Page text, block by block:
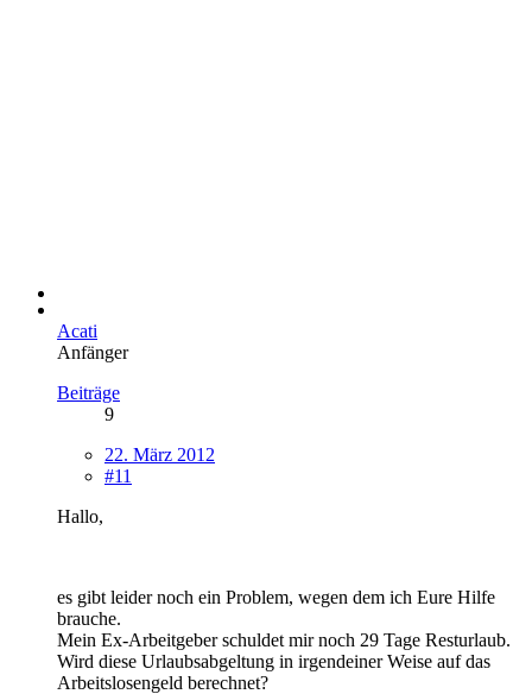
Acati
Anfänger
Beiträge
9
22. März 2012
#11
Hallo,
es gibt leider noch ein Problem, wegen dem ich Eure Hilfe
brauche.
Mein Ex-Arbeitgeber schuldet mir noch 29 Tage Resturlaub.
Wird diese Urlaubsabgeltung in irgendeiner Weise auf das
Arbeitslosengeld berechnet?